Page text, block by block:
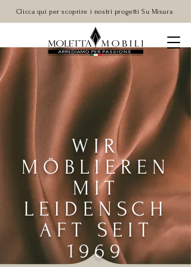
Clicca qui per scoprire i nostri progetti Su Misura
WIR
MÖBLIEREN
MIT
LEIDENSCH
AFT SEIT
1969